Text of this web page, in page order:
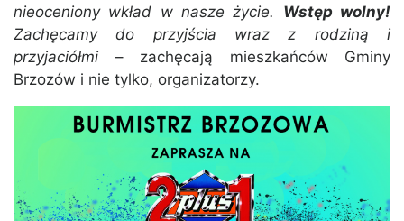
nieoceniony wkład w nasze życie. Wstęp wolny!
Zachęcamy do przyjścia wraz z rodziną i
przyjaciółmi – zachęcają mieszkańców Gminy
Brzozów i nie tylko, organizatorzy.